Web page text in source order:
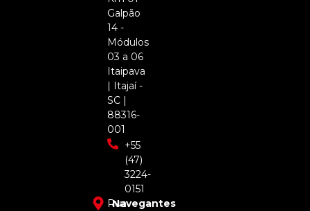
Galpão
14 -
Módulos
03 a 06
Itaipava
| Itajaí -
SC |
88316-
001
+55
(47)
3224-
0151
Navegantes
Rua